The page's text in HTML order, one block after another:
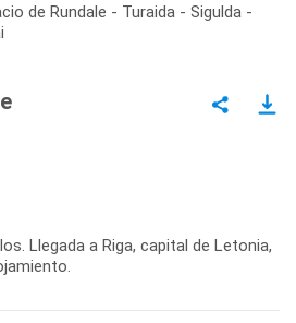
de Rundale - Turaida - Sigulda -
Llegada a Riga, capital de Letonia,